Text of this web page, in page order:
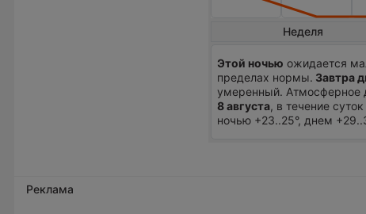
Неделя
Этой ночью ожидается
пределах нормы. Завтра
умеренный. Атмосферное
8 августа, в течение
ночью +23..25°, днем
Реклама